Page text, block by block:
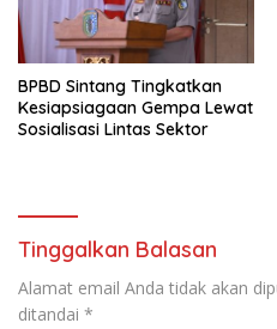
BPBD Sintang Tingkatkan
Kesiapsiagaan Gempa Lewat
Sosialisasi Lintas Sektor
Tinggalkan Balasan
Alamat email Anda tidak akan
ditandai *